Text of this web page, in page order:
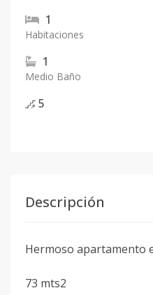
1
Habitaciones
1
Medio Baño
5
Descripción
Hermoso apartamento
73 mts2